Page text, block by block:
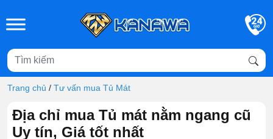
Trang chủ / Tư vấn mua Tủ Mát
Địa chỉ mua Tủ mát nằm ngang cũ
Uy tín, Giá tốt nhất